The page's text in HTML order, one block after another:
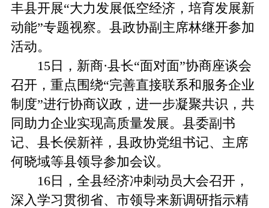
丰县开展“大力发展低空经济，培育发展新
动能”专题视察。县政协副主席林继开参加
活动。
15日，新商·县长“面对面”协商座谈会
召开，重点围绕“完善直接联系和服务企业
制度”进行协商议政，进一步凝聚共识，共
同助力企业实现高质量发展。县委副书
记、县长侯新祥，县政协党组书记、主席
何晓域等县领导参加会议。
16日，全县经济冲刺动员大会召开，
深入学习贯彻省、市领导来新调研指示精